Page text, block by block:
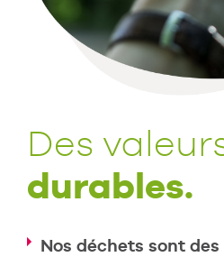
Des
durables.
Nos déchets sont